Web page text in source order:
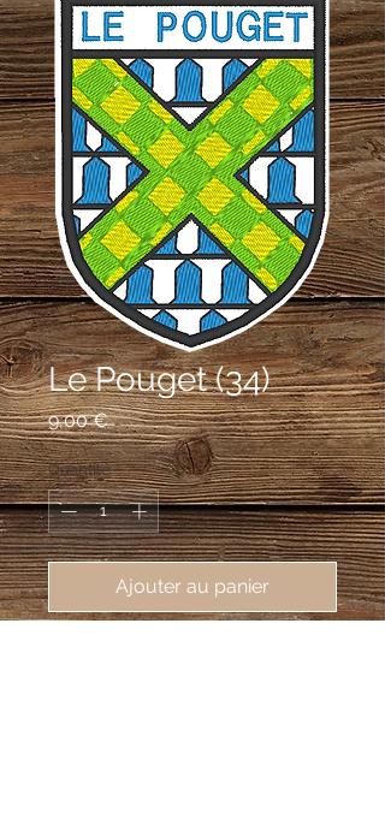
Le Pouget (34)
9,00 €Prix
Quantité *
Ajouter au panier